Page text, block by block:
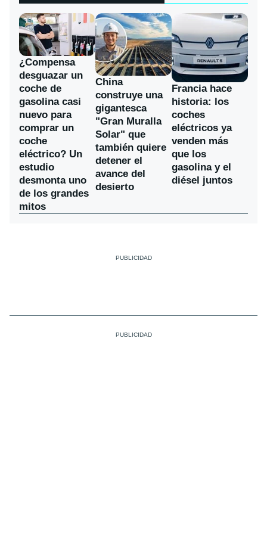
¿Compensa
desguazar un
coche de
gasolina casi
nuevo para
comprar un
coche
eléctrico? Un
estudio
desmonta uno
de los grandes
mitos
China
construye una
gigantesca
"Gran Muralla
Solar" que
también quiere
detener el
avance del
desierto
Francia hace
historia: los
coches
eléctricos ya
venden más
que los
gasolina y el
diésel juntos